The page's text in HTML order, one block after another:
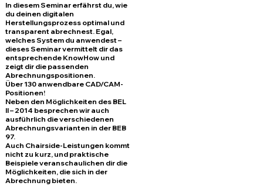
In diesem Seminar erfährst du, wie
du deinen digitalen
Herstellungsprozess optimal und
transparent abrechnest. Egal,
welches System du anwendest –
dieses Seminar vermittelt dir das
entsprechende KnowHow und
zeigt dir die passenden
Abrechnungspositionen.
Über 130 anwendbare CAD/CAM-
Positionen!
Neben den Möglichkeiten des BEL
II – 2014 besprechen wir auch
ausführlich die verschiedenen
Abrechnungsvarianten in der BEB
97.
Auch Chairside-Leistungen kommt
nicht zu kurz, und praktische
Beispiele veranschaulichen dir die
Möglichkeiten, die sich in der
Abrechnung bieten.